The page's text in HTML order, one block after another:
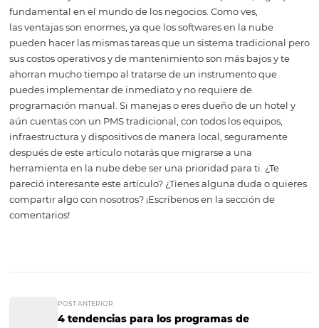
realizar para instalar los equipos y aplicaciones; sin
necesidad de hacer las actualizaciones de forma
PMS en la nube
Este sistema ha resultado una maravilla, sobre todo
pequeñas y medianas empresas de hospedaje, pues
gestionar las operaciones más fundamentales de un
como estos. El retorno de la inversión, a su vez, es
rápido, debido a los bajos costos que conlleva migrar o
un PMS alojado en la nube. Estos instrumentos realizan
funciones que un sistema legacy hace, pero de manera
sus costos operativos y de mantenimiento son más
ahorran mucho tiempo al tratarse de un instrumento